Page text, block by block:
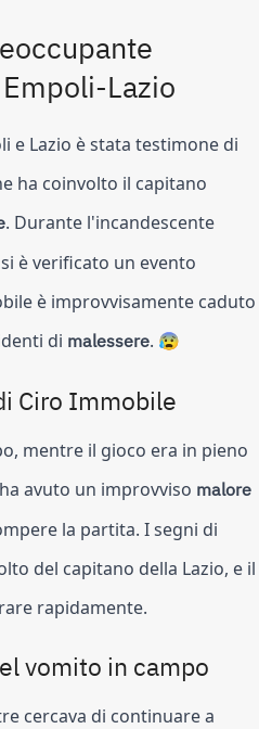
Lazio
e Lazio è stata testimone di
ha coinvolto il capitano
. Durante l'incandescente
è verificato un evento
è improvvisamente caduto
di malessere. 😰
Ciro Immobile
mentre il gioco era in pieno
ha avuto un improvviso malore
la partita. I segni di
del capitano della Lazio, e il
rapidamente.
vomito in campo
cercava di continuare a